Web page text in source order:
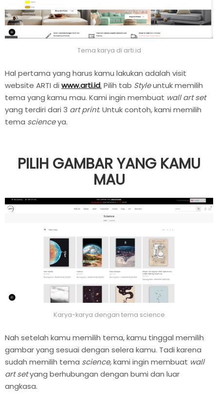
Tema karya di arti.id
Hal pertama yang harus kamu lakukan adalah visit
website ARTI di www.arti.id. Pilih tab Styleuntuk memilih
tema yang kamu mau. Kami ingin membuat wall art set
yang terdiri dari 3 art print. Untuk contoh, kami memilih
tema scienceya.
PILIH GAMBAR YANG KAMU
MAU
Karya-karya dengan tema science
Nah setelah kamu memilih tema, kamu tinggal memilih
gambar yang sesuai dengan selera kamu. Tadi karena
sudah memilih tema science,kami ingin membuat wall
art setyang berhubungan dengan bumi dan luar
angkasa.